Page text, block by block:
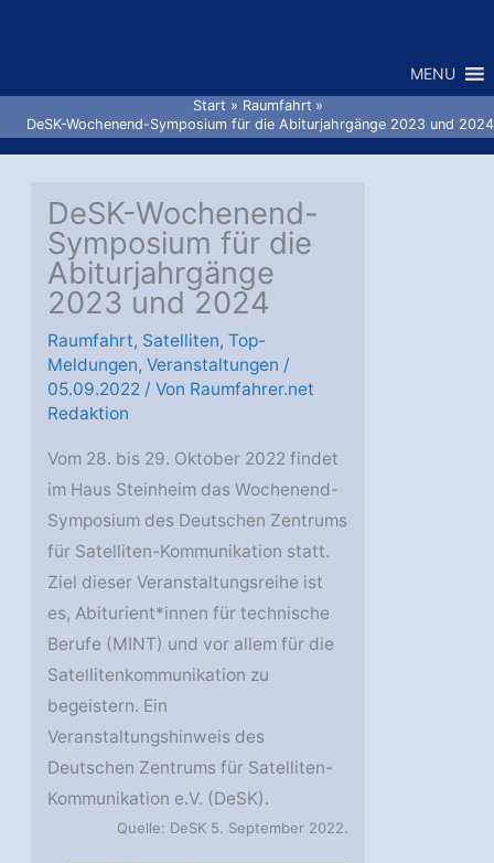
MENU
Start
Raumfahrt
DeSK-Wochenend-Symposium für die Abiturjahrgänge 2023 und 2024
DeSK-Wochenend-
Symposium für die
Abiturjahrgänge
2023 und 2024
Raumfahrt, Satelliten,Top-
Meldungen,Veranstaltungen /
05.09.2022 / Von Raumfahrer.net
Redaktion
Vom 28. bis 29. Oktober 2022 findet
im Haus Steinheim das Wochenend-
Symposium des Deutschen Zentrums
für Satelliten-Kommunikation statt.
Ziel dieser Veranstaltungsreihe ist
es, Abiturient*innen für technische
Berufe (MINT) und vor allem für die
Satelliten­kommunikation zu
begeistern. Ein
Veranstaltungshinweis des
Deutschen Zentrums für Satelliten-
Kommunikation e.V. (DeSK).
Quelle: DeSK 5. September 2022.